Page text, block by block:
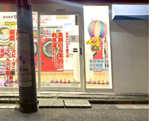
FCオーナー募集中